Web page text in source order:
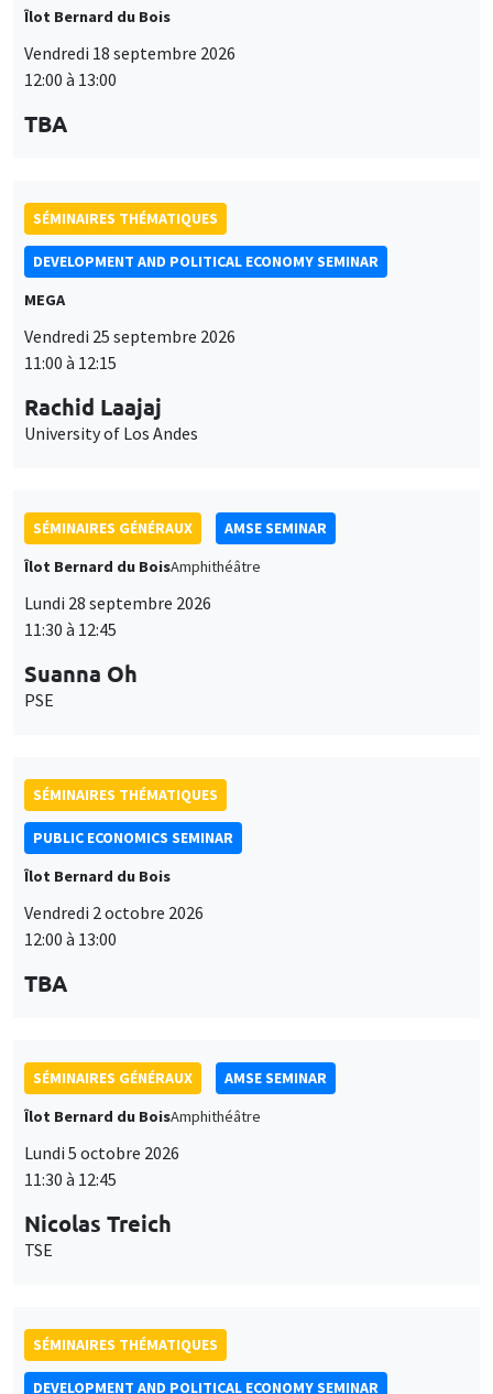
Îlot Bernard du Bois
Vendredi 18 septembre 2026
12:00 à 13:00
TBA
SÉMINAIRES THÉMATIQUES
DEVELOPMENT AND POLITICAL ECONOMY SEMINAR
MEGA
Vendredi 25 septembre 2026
11:00 à 12:15
Rachid Laajaj
University of Los Andes
SÉMINAIRES GÉNÉRAUX
AMSE SEMINAR
Îlot Bernard du BoisAmphithéâtre
Lundi 28 septembre 2026
11:30 à 12:45
Suanna Oh
PSE
SÉMINAIRES THÉMATIQUES
PUBLIC ECONOMICS SEMINAR
Îlot Bernard du Bois
Vendredi 2 octobre 2026
12:00 à 13:00
TBA
SÉMINAIRES GÉNÉRAUX
AMSE SEMINAR
Îlot Bernard du BoisAmphithéâtre
Lundi 5 octobre 2026
11:30 à 12:45
Nicolas Treich
TSE
SÉMINAIRES THÉMATIQUES
DEVELOPMENT AND POLITICAL ECONOMY SEMINAR